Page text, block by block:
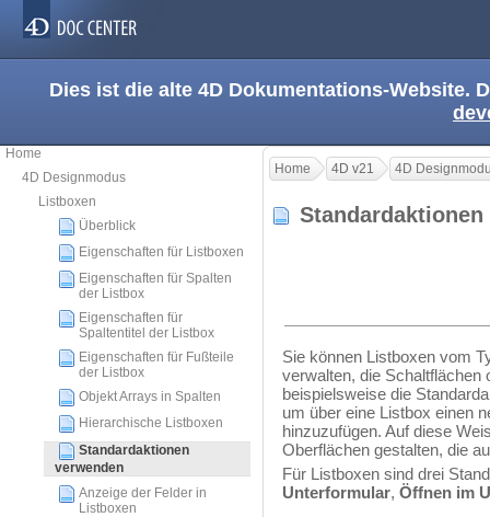
Dies ist die alte 4D Dokumentations-Website.
Home
4D Designmodus
Listboxen
Überblick
Eigenschaften für Listboxen
Eigenschaften für Spalten
der Listbox
Eigenschaften für
Spaltentitel der Listbox
Eigenschaften für Fußteile
der Listbox
Objekt Arrays in Spalten
Hierarchische Listboxen
Standardaktionen
verwenden
Anzeige der Felder in
Listboxen
Home 4D v21 4D
Sie können Listboxen vom
verwalten, die Schaltflächen
beispielsweise die
um über eine Listbox einen
hinzuzufügen. Auf diese
Oberflächen gestalten, die
Für Listboxen sind drei
Unterformular, Öffnen im